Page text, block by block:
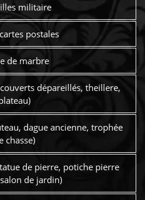
militaire
postales
de marbre
dépareillés, theillere,
dague ancienne, trophée
chasse)
de pierre, potiche pierre
de jardin)